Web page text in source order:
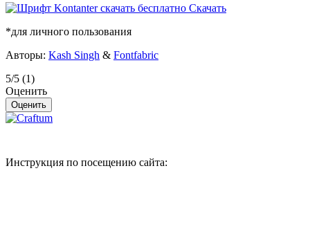
Скачать
*для личного пользования
Авторы: Kash Singh & Fontfabric
5/5 (1)
Оценить
Инструкция по посещению сайта: